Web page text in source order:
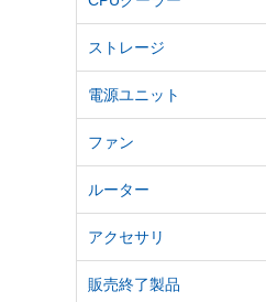
ストレージ
電源ユニット
ファン
ルーター
アクセサリ
販売終了製品